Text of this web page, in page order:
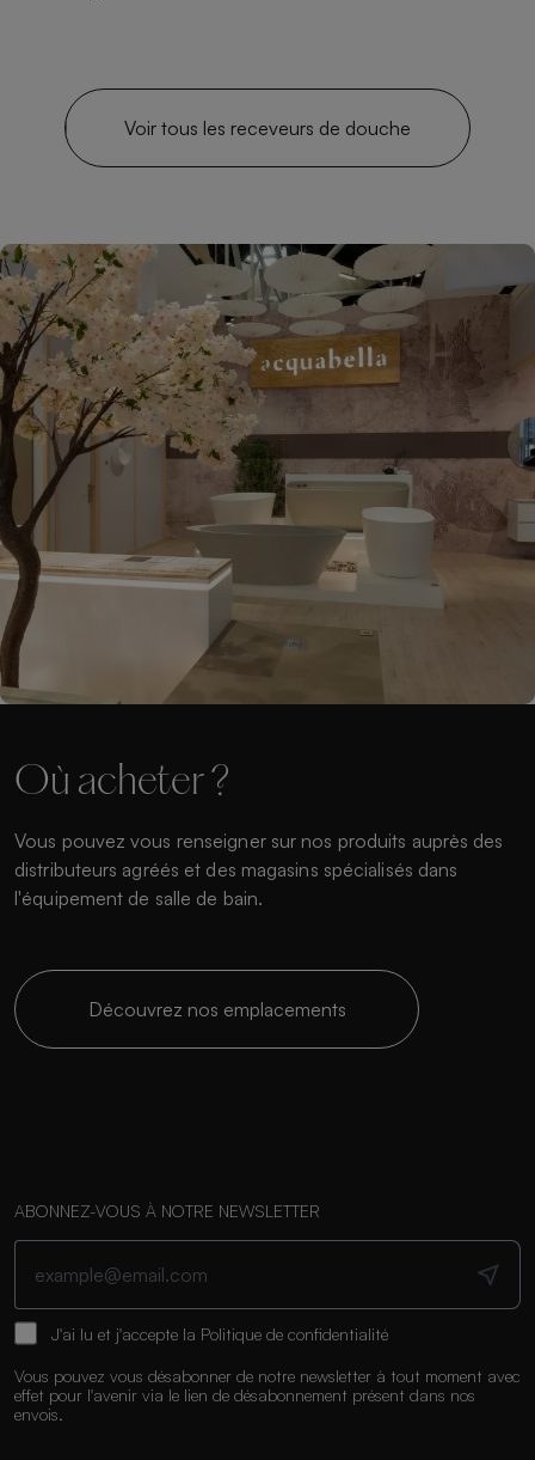
Voir tous les receveurs de douche
Où acheter ?
Vous pouvez vous renseigner sur nos produits auprès des
distributeurs agréés et des magasins spécialisés dans
l'équipement de salle de bain.
Découvrez nos emplacements
ABONNEZ-VOUS À NOTRE NEWSLETTER
J'ai lu et j'accepte la Politique de confidentialité
Vous pouvez vous désabonner de notre newsletter à tout moment avec
effet pour l'avenir via le lien de désabonnement présent dans nos
envois.